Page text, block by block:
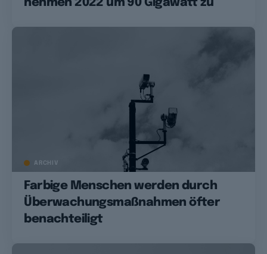
nehmen 2022 um 90 Gigawatt zu
ARCHIV
Farbige Menschen werden durch
Überwachungsmaßnahmen öfter
benachteiligt